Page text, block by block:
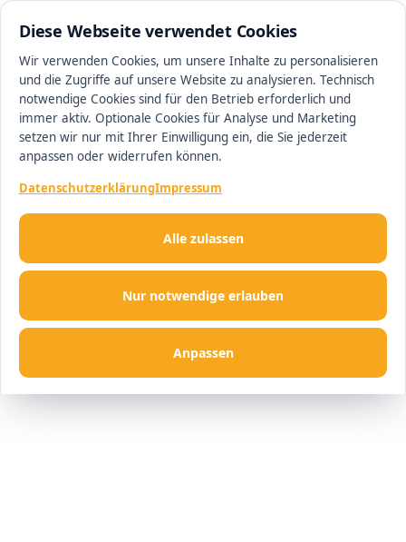
Diese Webseite verwendet Cookies
Wir verwenden Cookies, um unsere Inhalte zu personalisieren
und die Zugriffe auf unsere Website zu analysieren. Technisch
notwendige Cookies sind für den Betrieb erforderlich und
immer aktiv. Optionale Cookies für Analyse und Marketing
setzen wir nur mit Ihrer Einwilligung ein, die Sie jederzeit
anpassen oder widerrufen können.
DatenschutzerklärungImpressum
Nur notwendige erlauben
Anpassen
Alle zulassen